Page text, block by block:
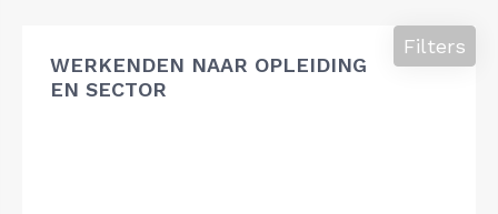
WERKENDEN NAAR OPLEIDING
EN SECTOR
Filters